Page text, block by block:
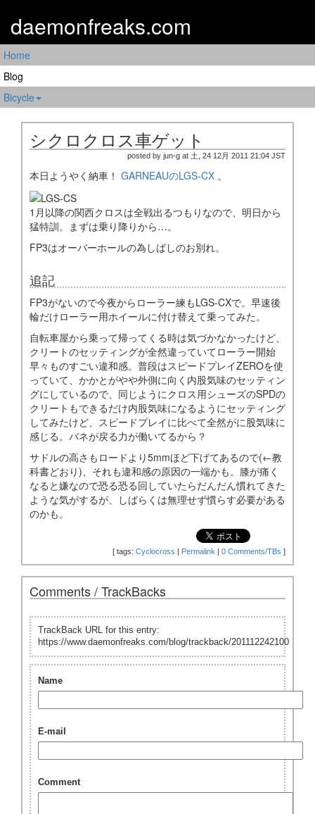
daemonfreaks.com
Home
Blog
Bicycle
シクロクロス車ゲット
posted by jun-g at 土, 24 12月 2011 21:04 JST
本日ようやく納車！ GARNEAUのLGS-CX 。
1月以降の関西クロスは全戦出るつもりなので、明日から
猛特訓。まずは乗り降りから…。
FP3はオーバーホールの為しばしのお別れ。
追記
FP3がないので今夜からローラー練もLGS-CXで。早速後
輪だけローラー用ホイールに付け替えて乗ってみた。
自転車屋から乗って帰ってくる時は気づかなかったけど、
クリートのセッティングが全然違っていてローラー開始
早々ものすごい違和感。普段はスピードプレイZEROを使
っていて、かかとがやや外側に向く内股気味のセッティン
グにしているので、同じようにクロス用シューズのSPDの
クリートもできるだけ内股気味になるようにセッティング
してみたけど、スピードプレイに比べて全然がに股気味に
感じる。バネが戻る力が働いてるから？
サドルの高さもロードより5mmほど下げてあるので(←教
科書どおり)、それも違和感の原因の一端かも。膝が痛く
なると嫌なので恐る恐る回していたらだんだん慣れてきた
ような気がするが、しばらくは無理せず慣らす必要がある
のかも。
[ tags: Cyclocross | Permalink | 0 Comments/TBs ]
Comments / TrackBacks
TrackBack URL for this entry:
https://www.daemonfreaks.com/blog/trackback/201112242100
Name
E-mail
Comment